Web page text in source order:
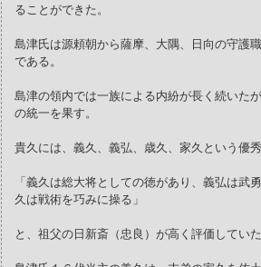
ることができた。
島津氏は源頼朝から薩摩、大隅、日向の守護
である。
島津の領内では一族による内紛が長く続いた
の統一を果す。
貴久には、義久、義弘、歳久、家久という優
「義久は総大将としての徳があり、義弘は武
久は戦術を巧みに操る」
と、祖父の日新斎（忠良）が高く評価していた